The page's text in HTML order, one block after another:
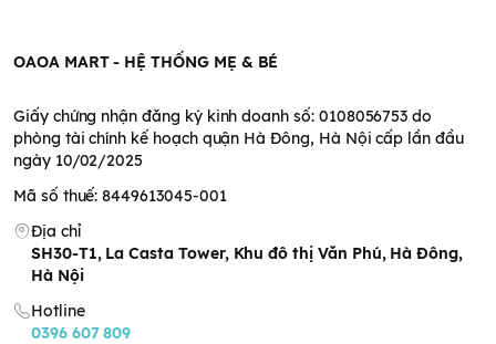
OAOA MART - HỆ THỐNG MẸ & BÉ
Giấy chứng nhận đăng ký kinh doanh số: 0108056753 do
phòng tài chính kế hoạch quận Hà Đông, Hà Nội cấp lần đầu
ngày 10/02/2025
Mã số thuế: 8449613045-001
Địa chỉ
SH30-T1, La Casta Tower, Khu đô thị Văn Phú, Hà Đông,
Hà Nội
Hotline
0396 607 809